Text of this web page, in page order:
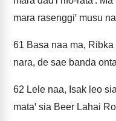
mara rasenggiꞌ musu
61 Basa naa ma, Ribka
nara, de sae banda
62 Lele naa, Isak leo
mataꞌ sia Beer Lahai